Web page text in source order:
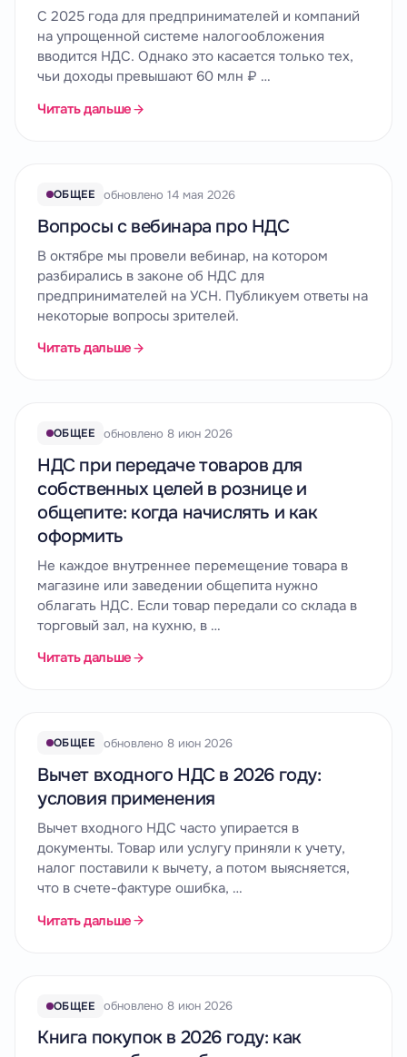
С 2025 года для предпринимателей и компаний
на упрощенной системе налогообложения
вводится НДС. Однако это касается только тех,
чьи доходы превышают 60 млн ₽ …
Читать дальше
ОБЩЕЕ обновлено 14 мая 2026
Вопросы с вебинара про НДС
В октябре мы провели вебинар, на котором
разбирались в законе об НДС для
предпринимателей на УСН. Публикуем ответы на
некоторые вопросы зрителей.
Читать дальше
ОБЩЕЕ обновлено 8 июн 2026
НДС при передаче товаров для
собственных целей в рознице и
общепите: когда начислять и как
оформить
Не каждое внутреннее перемещение товара в
магазине или заведении общепита нужно
облагать НДС. Если товар передали со склада в
торговый зал, на кухню, в …
Читать дальше
ОБЩЕЕ обновлено 8 июн 2026
Вычет входного НДС в 2026 году:
условия применения
Вычет входного НДС часто упирается в
документы. Товар или услугу приняли к учету,
налог поставили к вычету, а потом выясняется,
что в счете-фактуре ошибка, …
Читать дальше
ОБЩЕЕ обновлено 8 июн 2026
Книга покупок в 2026 году: как